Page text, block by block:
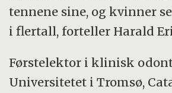
tennene sine, og kvinner
i flertall, forteller Harald
Førstelektor i klinisk
Universitetet i Tromsø,